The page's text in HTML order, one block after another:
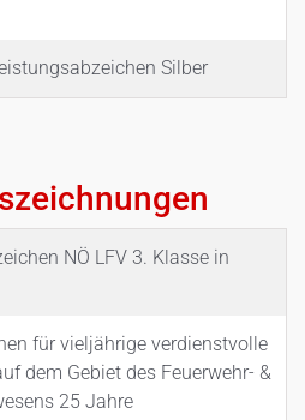
Silber
NÖ LFV 3. Klasse in
für vieljährige verdienstvolle
dem Gebiet des Feuerwehr- &
25 Jahre